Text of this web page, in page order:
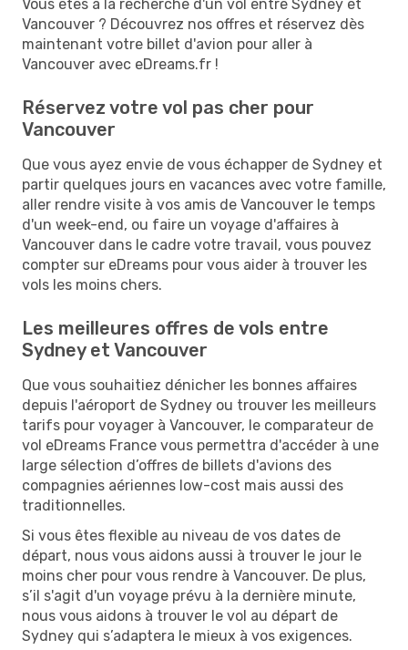
Vous êtes à la recherche d'un vol entre Sydney et
Vancouver ? Découvrez nos offres et réservez dès
maintenant votre billet d'avion pour aller à
Vancouver avec eDreams.fr !
Réservez votre vol pas cher pour
Vancouver
Que vous ayez envie de vous échapper de Sydney et
partir quelques jours en vacances avec votre famille,
aller rendre visite à vos amis de Vancouver le temps
d'un week-end, ou faire un voyage d'affaires à
Vancouver dans le cadre votre travail, vous pouvez
compter sur eDreams pour vous aider à trouver les
vols les moins chers.
Les meilleures offres de vols entre
Sydney et Vancouver
Que vous souhaitiez dénicher les bonnes affaires
depuis l'aéroport de Sydney ou trouver les meilleurs
tarifs pour voyager à Vancouver, le comparateur de
vol eDreams France vous permettra d'accéder à une
large sélection d’offres de billets d'avions des
compagnies aériennes low-cost mais aussi des
traditionnelles.
Si vous êtes flexible au niveau de vos dates de
départ, nous vous aidons aussi à trouver le jour le
moins cher pour vous rendre à Vancouver. De plus,
s’il s'agit d'un voyage prévu à la dernière minute,
nous vous aidons à trouver le vol au départ de
Sydney qui s’adaptera le mieux à vos exigences.